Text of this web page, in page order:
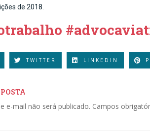
de 2018.
TWITTER LINKEDIN
e-mail não será publicado. Campos